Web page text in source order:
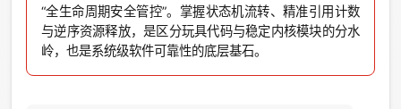
“全生命周期安全管控”。掌握状态机流转、精准引用计数
与逆序资源释放，是区分玩具代码与稳定内核模块的分水
岭，也是系统级软件可靠性的底层基石。